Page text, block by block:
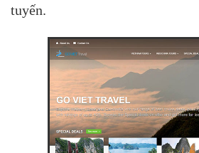
tuyến.